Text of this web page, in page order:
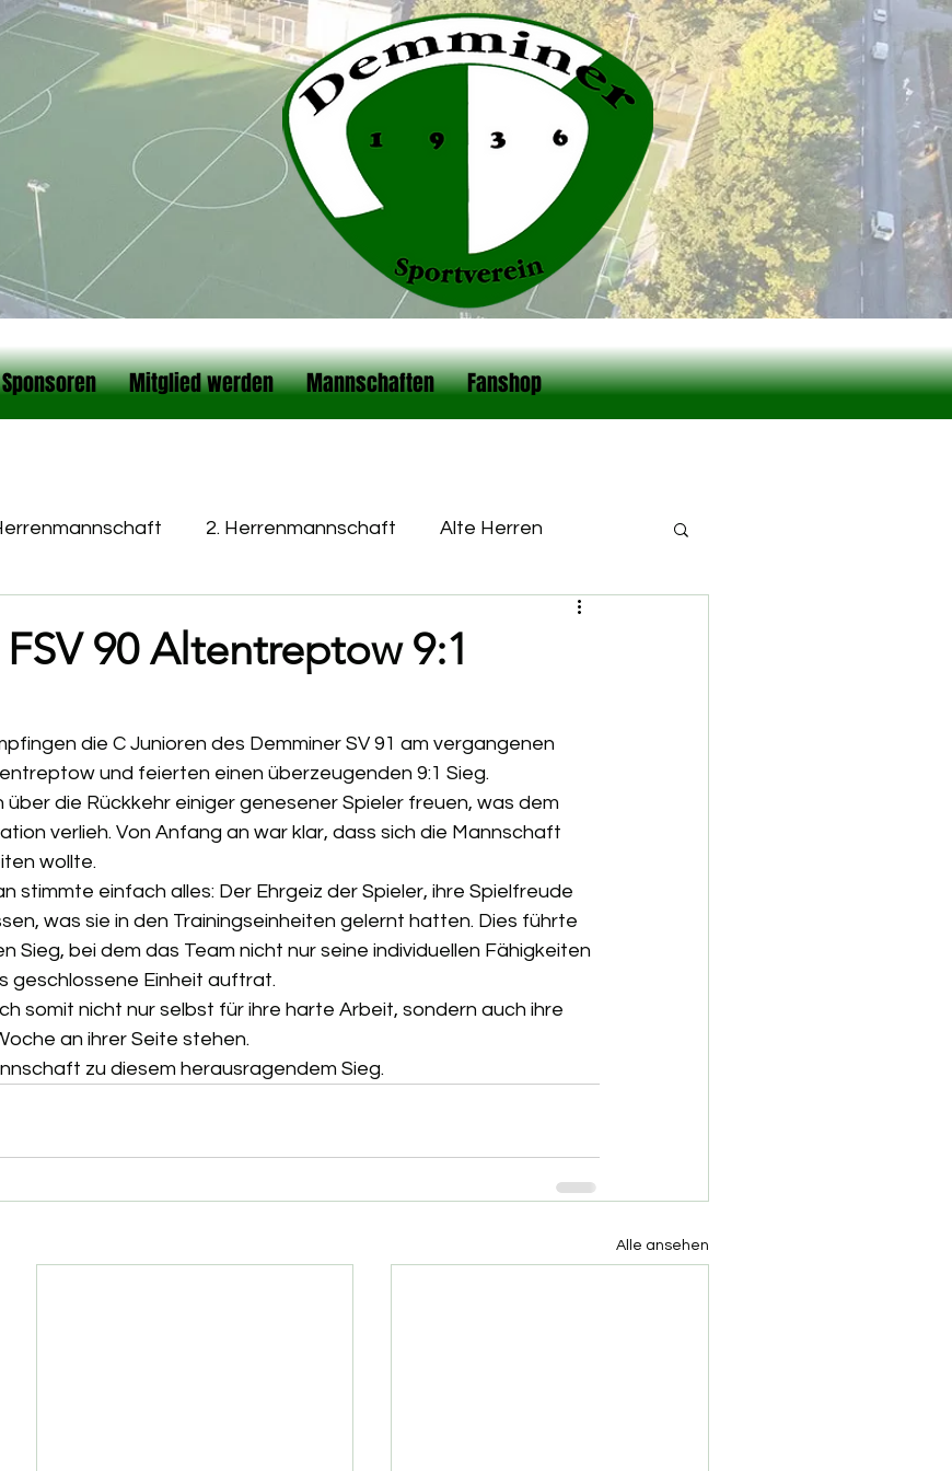
Sponsoren Mitglied werden Mannschaften Fanshop
2. Herrenmannschaft Alte Herren
90 Altentreptow 9:1
die C Junioren des Demminer SV 91 am vergangenen
und feierten einen überzeugenden 9:1 Sieg.
über die Rückkehr einiger genesener Spieler freuen, was dem
verlieh. Von Anfang an war klar, dass sich die Mannschaft
wollte.
stimmte einfach alles: Der Ehrgeiz der Spieler, ihre Spielfreude
was sie in den Trainingseinheiten gelernt hatten. Dies führte
Sieg, bei dem das Team nicht nur seine individuellen Fähigkeiten
geschlossene Einheit auftrat.
somit nicht nur selbst für ihre harte Arbeit, sondern auch ihre
an ihrer Seite stehen.
zu diesem herausragendem Sieg.
Alle ansehen